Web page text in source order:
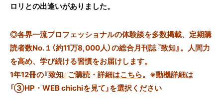
ロリとの出逢いがありました。
◎各界一流プロフェッショナルの体験談を多数掲載、定期購
読者数No.１（約11万8,000人）の総合月刊誌『致知』。人間力
を高め、学び続ける習慣をお届けします。
1年12冊の『致知』ご購読・詳細はこちら。 ※動機詳細は
「③HP・WEB chichiを見て」を選択ください